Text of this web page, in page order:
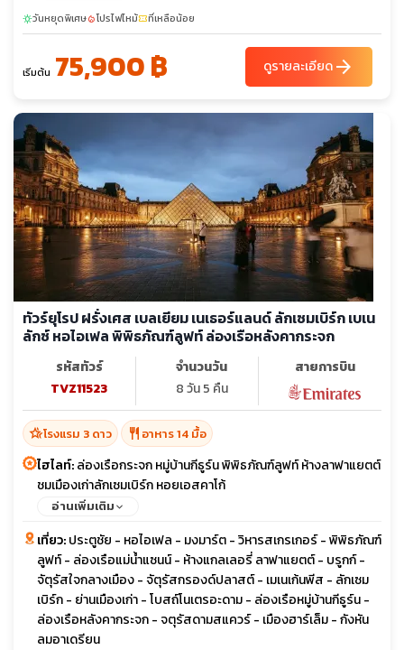
sunnyวันหยุดพิเศษlocal_fire_departmentโปรไฟไหม้confirmation_numberที่เหลือน้อย
เริ่มต้น 75,900 ฿ ดูรายละเอียดarrow_forward
ทัวร์ยุโรป ฝรั่งเศส เบลเยียม เนเธอร์แลนด์ ลักเซมเบิร์ก เบเน
ลักซ์ หอไอเฟล พิพิธภัณฑ์ลูฟท์ ล่องเรือหลังคากระจก
รหัสทัวร์
TVZ11523
จำนวนวัน
8 วัน 5 คืน
สายการบิน
hotel_classโรงแรม 3 ดาว restaurant อาหาร 14 มื้อ
ไฮไลท์:ล่องเรือกระจก หมู่บ้านกีธูร์น พิพิธภัณฑ์ลูฟท์ ห้างลาฟาแยตต์
ชมเมืองเก่าลักเซมเบิร์ก หอยเอสคาโก้
อ่านเพิ่มเติม
เที่ยว:ประตูชัย - หอไอเฟล - มงมาร์ต - วิหารสเกรเกอร์ - พิพิธภัณฑ์
ลูฟท์ - ล่องเรือแม่น้ำแซนน์ - ห้างแกลเลอรี่ ลาฟาแยตต์ - บรูกก์ -
จัตุรัสใจกลางเมือง - จัตุรัสกรองด์ปลาสต์ - เมเนเก้นพีส - ลักเซม
เบิร์ก - ย่านเมืองเก่า - โบสถ์โนเตรอะดาม - ล่องเรือหมู่บ้านกีธูร์น -
ล่องเรือหลังคากระจก - จตุรัสดามสแควร์ - เมืองฮาร์เล็ม - กังหัน
ลมอาเดรียน